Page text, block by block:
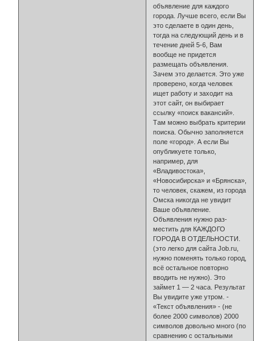
объявление для каждого
города. Лучше всего, если Вы
это сделаете в один день,
тогда на следующий день и в
течение дней 5-6, Вам
вообще не придется
размещать объявления.
Зачем это делается. Это уже
проверено, когда человек
ищет работу и заходит на
этот сайт, он выбирает
ссылку «поиск вакансий».
Там можно выбрать критерии
поиска. Обычно заполняется
поле «город». А если Вы
опубликуете только,
например, для
«Владивостока»,
«Новосибирска» и «Брянска»,
то человек, скажем, из го­рода
Омска никогда не увидит
Ваше объявление.
Объявления нужно раз­
местить для КАЖДОГО
ГОРОДА В ОТДЕЛЬНОСТИ.
(это легко для сайта Job.ru,
нужно поменять только город,
всё остальное повторно
вводить не нужно). Это
займет 1 — 2 часа. Результат
Вы увидите уже утром. -
«Текст объявления» - (не
более 2000 символов) 2000
символов довольно много (по
сравнению с остальными